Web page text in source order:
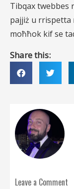
Tibqax twebbes
pajjiż u
moħħok kif se
Share this:
Leave a Comment